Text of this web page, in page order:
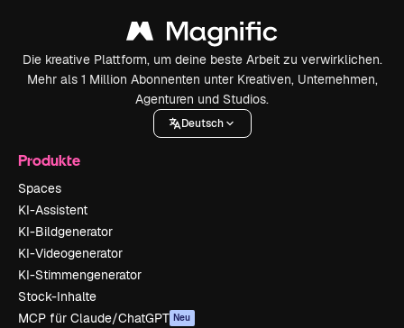
Die kreative Plattform, um deine beste Arbeit zu verwirklichen.
Mehr als 1 Million Abonnenten unter Kreativen, Unternehmen,
Agenturen und Studios.
Deutsch
Produkte
Spaces
KI-Assistent
KI-Bildgenerator
KI-Videogenerator
KI-Stimmengenerator
Stock-Inhalte
MCP für Claude/ChatGPT Neu